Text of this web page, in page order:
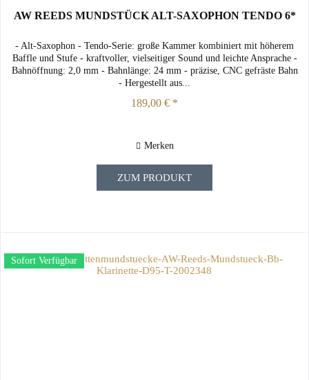
AW REEDS MUNDSTÜCK ALT-SAXOPHON TENDO 6*
- Alt-Saxophon - Tendo-Serie: große Kammer kombiniert mit höherem
Baffle und Stufe - kraftvoller, vielseitiger Sound und leichte Ansprache -
Bahnöffnung: 2,0 mm - Bahnlänge: 24 mm - präzise, CNC gefräste Bahn
- Hergestellt aus...
189,00 € *
Merken
ZUM PRODUKT
Sofort Verfügbar